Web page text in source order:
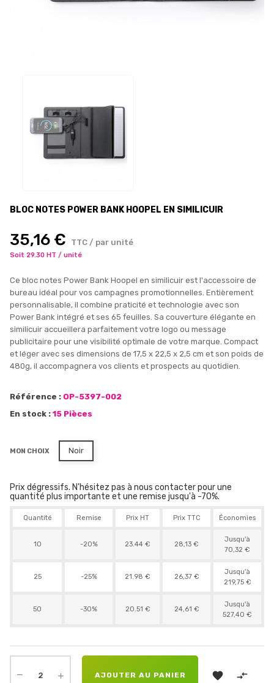
BLOC NOTES POWER BANK HOOPEL EN SIMILICUIR
35,16 € TTC / par unité
Soit 29.30 HT / unité
Ce bloc notes Power Bank Hoopel en similicuir est l'accessoire de
bureau idéal pour vos campagnes promotionnelles. Entièrement
personnalisable, il combine praticité et technologie avec son
Power Bank intégré et ses 65 feuilles. Sa couverture élégante en
similicuir accueillera parfaitement votre logo ou message
publicitaire pour une visibilité optimale de votre marque. Compact
et léger avec ses dimensions de 17,5 x 22,5 x 2,5 cm et son poids de
480g, il accompagnera vos clients et prospects au quotidien.
Référence : OP-5397-002
En stock : 15 Pièces
MON CHOIX Noir
Prix dégressifs. N'hésitez pas à nous contacter pour une
quantité plus importante et une remise jusqu'à -70%.
Quantité Remise Prix HT Prix TTC Économies
10 -20% 23.44 € 28,13 €
Jusqu'à
70,32 €
25 -25% 21.98 € 26,37 €
Jusqu'à
219,75 €
50 -30% 20.51 € 24,61 €
Jusqu'à
527,40 €
AJOUTER AU PANIER  